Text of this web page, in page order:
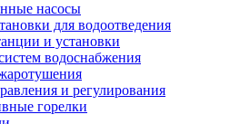
насосы
для водоотведения
и установки
водоснабжения
и регулирования
горелки